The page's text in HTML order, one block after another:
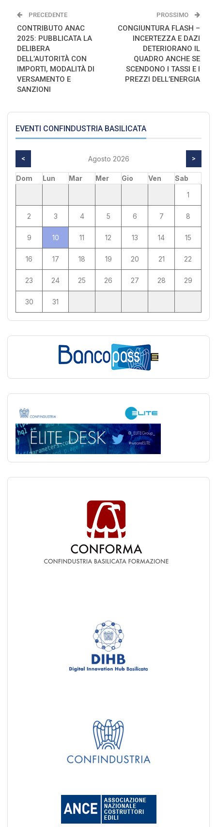
PRECEDENTE
CONTRIBUTO ANAC
2025: PUBBLICATA LA
DELIBERA
DELL’AUTORITÀ CON
IMPORTI, MODALITÀ DI
VERSAMENTO E
SANZIONI
PROSSIMO
CONGIUNTURA FLASH –
INCERTEZZA E DAZI
DETERIORANO IL
QUADRO ANCHE SE
SCENDONO I TASSI E I
PREZZI DELL’ENERGIA
EVENTI CONFINDUSTRIA BASILICATA
< Agosto 2026 >
Dom Lun Mar Mer Gio Ven
Sab
1
2 3 4 5 6 7 8
9 10 11 12 13 14 15
16 17 18 19 20 21 22
23 24 25 26 27 28 29
30 31